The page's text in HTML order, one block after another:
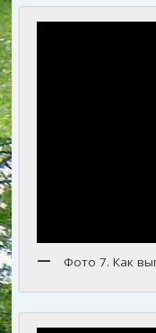
Фото 7. Как